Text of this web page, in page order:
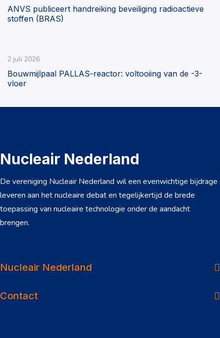
ANVS publiceert handreiking beveiliging radioactieve
stoffen (BRAS)
Bouwmijlpaal PALLAS-reactor: voltooiing van de -3-
vloer
2 juli 2026
Nucleair Nederland
De vereniging Nucleair Nederland wil een evenwichtige bijdrage
leveren aan het nucleaire debat en tegelijkertijd de brede
toepassing van nucleaire technologie onder de aandacht
brengen.
Nucleair Nederland
Contact